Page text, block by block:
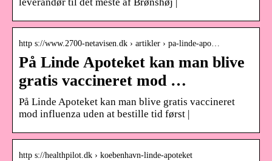
http s://www.2700-netavisen.dk › artikler › pa-linde-apo…
På Linde Apoteket kan man blive
gratis vaccineret mod …
På Linde Apoteket kan man blive gratis vaccineret
mod influenza uden at bestille tid først |
http s://healthpilot.dk › koebenhavn-linde-apoteket